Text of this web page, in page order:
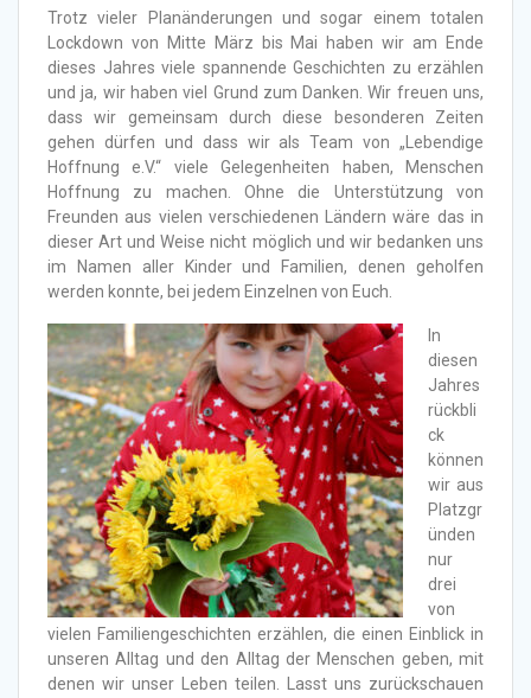
Trotz vieler Planänderungen und sogar einem totalen
Lockdown von Mitte März bis Mai haben wir am Ende
dieses Jahres viele spannende Geschichten zu erzählen
und ja, wir haben viel Grund zum Danken. Wir freuen uns,
dass wir gemeinsam durch diese besonderen Zeiten
gehen dürfen und dass wir als Team von „Lebendige
Hoffnung e.V.“ viele Gelegenheiten haben, Menschen
Hoffnung zu machen. Ohne die Unterstützung von
Freunden aus vielen verschiedenen Ländern wäre das in
dieser Art und Weise nicht möglich und wir bedanken uns
im Namen aller Kinder und Familien, denen geholfen
werden konnte, bei jedem Einzelnen von Euch.
In
diesen
Jahres
rückbli
ck
können
wir aus
Platzgr
ünden
nur
drei
von
vielen Familiengeschichten erzählen, die einen Einblick in
unseren Alltag und den Alltag der Menschen geben, mit
denen wir unser Leben teilen. Lasst uns zurückschauen